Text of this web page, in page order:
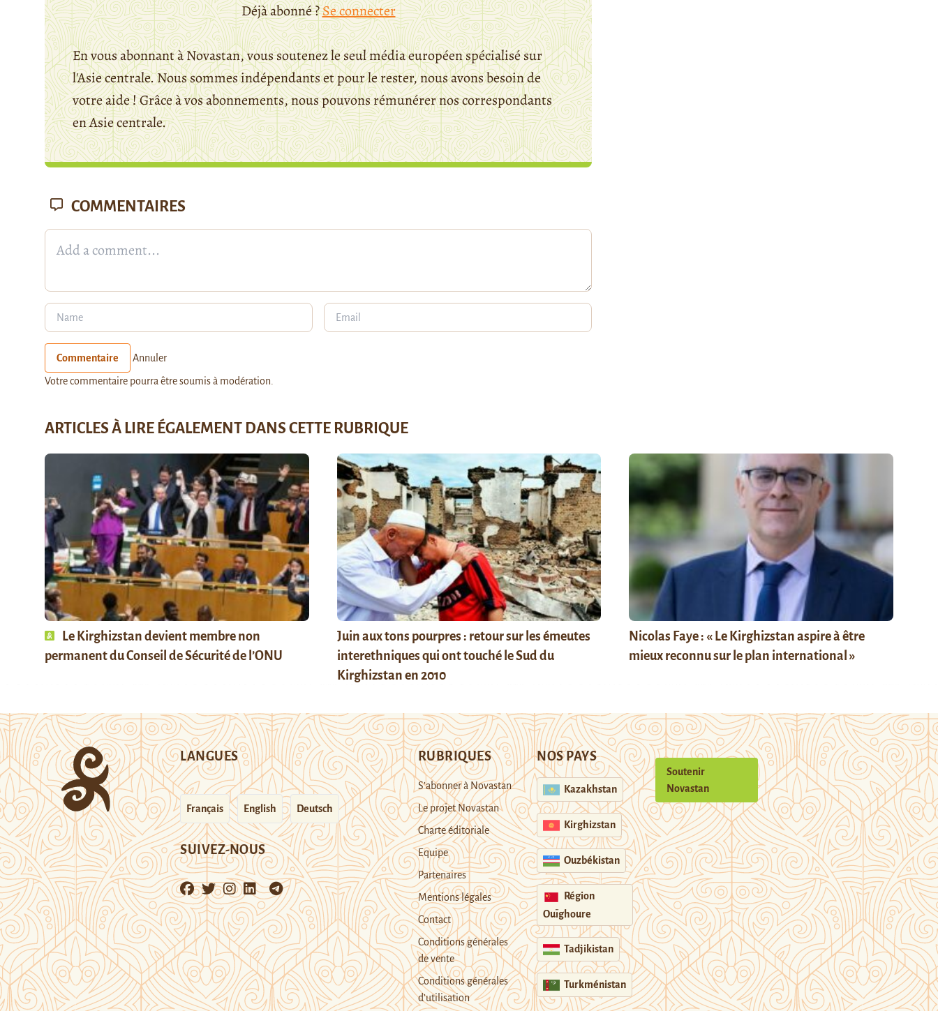
Déjà abonné ?Se connecter
En vous abonnant à Novastan, vous soutenez le seul média européen spécialisé sur
l'Asie centrale. Nous sommes indépendants et pour le rester, nous avons besoin de
votre aide ! Grâce à vos abonnements, nous pouvons rémunérer nos correspondants
en Asie centrale.
COMMENTAIRES
Commentaire Annuler
Votre commentaire pourra être soumis à modération.
ARTICLES À LIRE ÉGALEMENT DANS CETTE RUBRIQUE
Le Kirghizstan devient membre non
permanent du Conseil de Sécurité de l’ONU
Juin aux tons pourpres : retour sur les émeutes
interethniques qui ont touché le Sud du
Kirghizstan en 2010
Nicolas Faye : « Le Kirghizstan aspire à être
mieux reconnu sur le plan international »
LANGUES
Français English Deutsch
SUIVEZ-NOUS
RUBRIQUES
S’abonner à Novastan
Le projet Novastan
Charte éditoriale
Equipe
Partenaires
Mentions légales
Contact
Conditions générales
de vente
Conditions générales
d’utilisation
NOS PAYS
Kazakhstan
Kirghizstan
Ouzbékistan
Région
Ouïghoure
Tadjikistan
Turkménistan
Soutenir
Novastan